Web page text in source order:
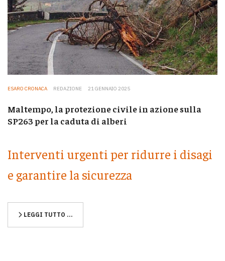
ESARO CRONACA REDAZIONE 21 GENNAIO 2025
Maltempo, la protezione civile in azione sulla
SP263 per la caduta di alberi
Interventi urgenti per ridurre i disagi
e garantire la sicurezza
LEGGI TUTTO …